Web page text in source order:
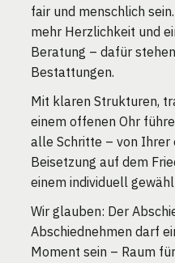
fair und menschlich
mehr Herzlichkeit und
Beratung – dafür
Bestattungen.
Mit klaren Strukturen,
einem offenen Ohr
alle Schritte – von Ihrer
Beisetzung auf dem
einem individuell
Wir glauben: Der
Abschiednehmen darf
Moment sein – Raum